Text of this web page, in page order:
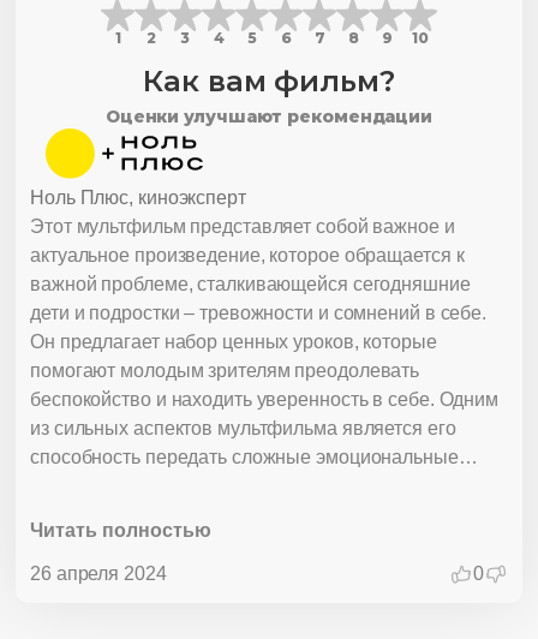
1 2 3 4 5 6 7 8 9 10
Как вам фильм?
Оценки улучшают рекомендации
Этот мультфильм представляет собой важное и
актуальное произведение, которое обращается к
важной проблеме, сталкивающейся сегодняшние
дети и подростки – тревожности и сомнений в себе.
Он предлагает набор ценных уроков, которые
помогают молодым зрителям преодолевать
беспокойство и находить уверенность в себе. Одним
из сильных аспектов мультфильма является его
способность передать сложные эмоциональные
и восприятия детьми. Персонаж Нури эмпатичен и
легко отождествим, что позволяет зрителям
Читать полностью
26 апреля 2024 0
Ноль Плюс, киноэксперт